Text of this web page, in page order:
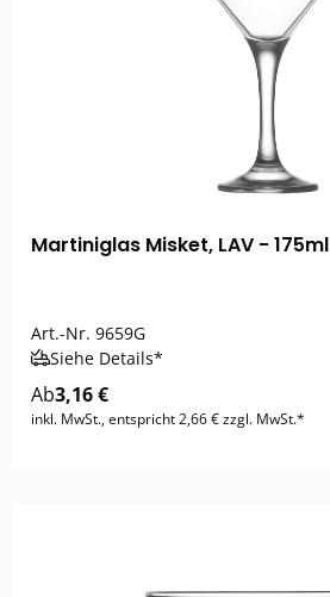
Martiniglas Misket, LAV - 175ml
Art.-Nr. 9659G
Siehe Details*
Ab3,16 €
inkl. MwSt., entspricht 2,66 € zzgl. MwSt.*